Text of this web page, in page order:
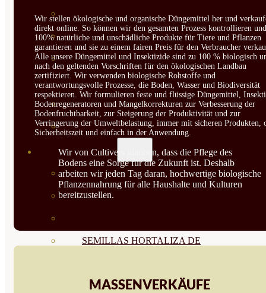
ÁCIDOS HÚMICOS
MATERIAS PRIMAS
PROTECCIÓN CULTIVOS Y
PLANTAS
PLANTAS INTERIOR
GROWPUNCH
SEMILLAS
VER TODAS
BIODINÁMICAS DEMETER
SEMILLAS HORTALIZA DE
SEMILLAS AROMÁTICAS
Wir stellen ökologische und organische Düngemittel her und
direkt online. So können wir den gesamten Prozess kontrollieren und
100% natürliche und unschädliche Produkte für Tiere und Pflanzen
garantieren und sie zu einem fairen Preis für den Verbraucher
Alle unsere Düngemittel und Insektizide sind zu 100 % biologisch
nach den geltenden Vorschriften für den ökologischen Landbau
zertifiziert. Wir verwenden biologische Rohstoffe und
verantwortungsvolle Prozesse, die Boden, Wasser und Biodiversität
respektieren. Wir formulieren feste und flüssige Düngemittel,
Bodenregeneratoren und Mangelkorrekturen zur Verbesserung der
Bodenfruchtbarkeit, zur Steigerung der Produktivität und zur
Verringerung der Umweltbelastung, immer mit sicheren Produkten,
Sicherheitszeit und einfach in der Anwendung.
Wir von Cultivers glauben, dass die Pflege des
Bodens eine Sorge für die Zukunft ist. Deshalb
arbeiten wir jeden Tag daran, hochwertige biologische
Pflanzennahrung für alle Haushalte und Kulturen
bereitzustellen.
MASSENVERKÄUFE